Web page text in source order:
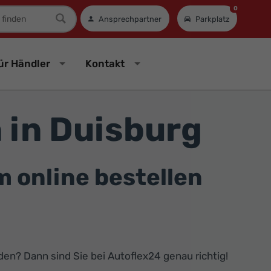
Ansprechpartner Parkplatz
0
Händler Kontakt
in Duisburg
online bestellen
Dann sind Sie bei Autoflex24 genau richtig!